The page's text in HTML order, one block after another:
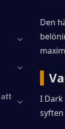
att
Den
I Dark
syften